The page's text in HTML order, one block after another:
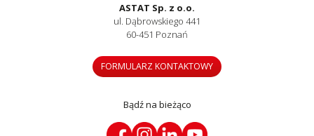
ASTAT Sp. z o.o.
ul. Dąbrowskiego 441
60-451 Poznań
FORMULARZ KONTAKTOWY
Bądź na bieżąco